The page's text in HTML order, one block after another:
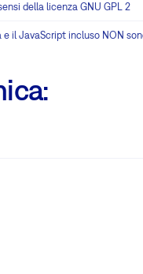
della licenza GNU GPL 2
il JavaScript incluso NON